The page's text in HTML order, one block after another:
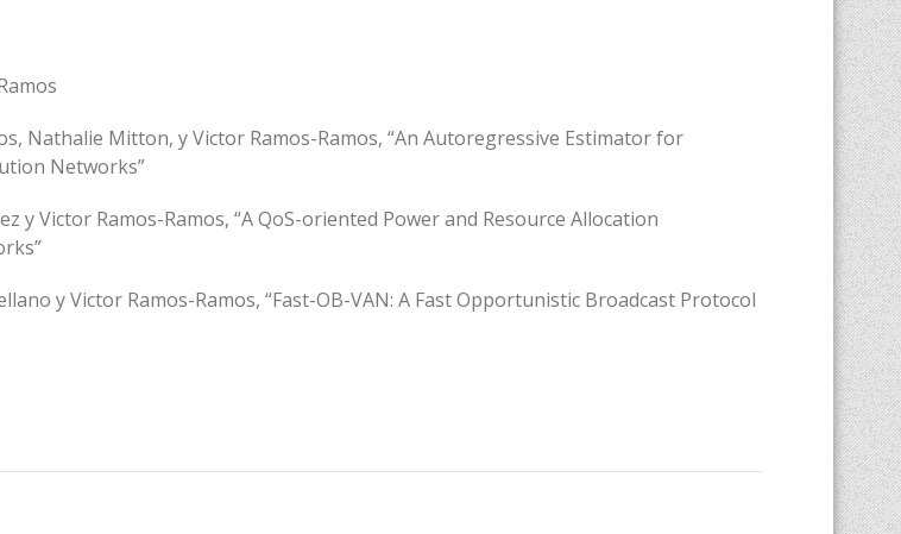
Nathalie Mitton, y Victor Ramos-Ramos, “An Autoregressive Estimator for
Networks”
y Victor Ramos-Ramos, “A QoS-oriented Power and Resource Allocation
y Victor Ramos-Ramos, “Fast-OB-VAN: A Fast Opportunistic Broadcast Protocol